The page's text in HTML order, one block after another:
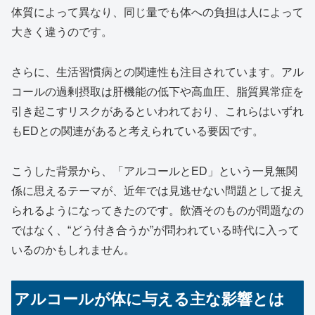
体質によって異なり、同じ量でも体への負担は人によって
大きく違うのです。
さらに、生活習慣病との関連性も注目されています。アル
コールの過剰摂取は肝機能の低下や高血圧、脂質異常症を
引き起こすリスクがあるといわれており、これらはいずれ
もEDとの関連があると考えられている要因です。
こうした背景から、「アルコールとED」という一見無関
係に思えるテーマが、近年では見逃せない問題として捉え
られるようになってきたのです。飲酒そのものが問題なの
ではなく、“どう付き合うか”が問われている時代に入って
いるのかもしれません。
アルコールが体に与える主な影響とは